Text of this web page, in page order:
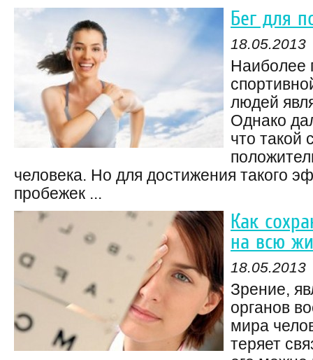
Бег для
18.05.2013
Наиболее
людей
Однако
что такой
человека. Но для достижения такого
пробежек ...
Как
на всю
18.05.2013
Зрение,
органов
мира
теряет